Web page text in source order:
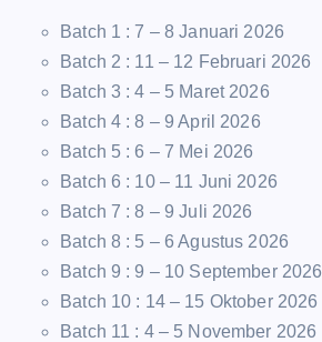
Batch 1 : 7 – 8 Januari 2026
Batch 2 : 11 – 12 Februari 2026
Batch 3 : 4 – 5 Maret 2026
Batch 4 : 8 – 9 April 2026
Batch 5 : 6 – 7 Mei 2026
Batch 6 : 10 – 11 Juni 2026
Batch 7 : 8 – 9 Juli 2026
Batch 8 : 5 – 6 Agustus 2026
Batch 9 : 9 – 10 September 2026
Batch 10 : 14 – 15 Oktober 2026
Batch 11 : 4 – 5 November 2026